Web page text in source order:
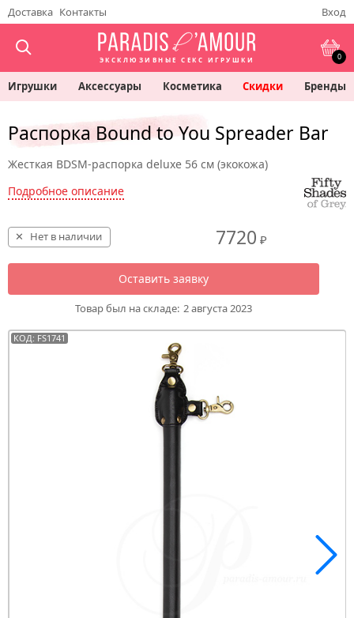
Доставка Контакты Вход
ЭКСКЛЮЗИВНЫЕ СЕКС ИГРУШКИ 0
Игрушки Аксессуары Косметика Скидки Бренды
Распорка Bound to You Spreader Bar
Жесткая BDSM-распорка deluxe 56 см (экокожа)
Подробное описание
7720 ₽
Нет в наличии
Оставить заявку
Товар был на складе: 2 августа 2023
КОД: FS1741